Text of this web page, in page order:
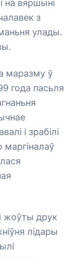
на вяршыні
з
улады.
маразму ў
года пасьля
і зрабілі
маргіналаў
жоўты друк
лідары